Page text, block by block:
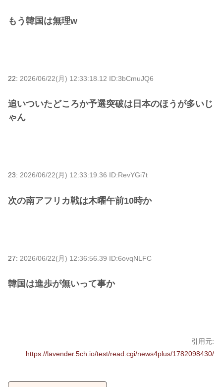
もう韓国は無理w
22: 2026/06/22(月) 12:33:18.12 ID:3bCmuJQ6
追いついたどころか予選突破は日本のほうが多いじ
ゃん
23: 2026/06/22(月) 12:33:19.36 ID:RevYGi7t
次の南アフリカ戦は木曜午前10時か
27: 2026/06/22(月) 12:36:56.39 ID:6ovqNLFC
韓国は進歩が無いって事か
引用元:
https://lavender.5ch.io/test/read.cgi/news4plus/1782098430/